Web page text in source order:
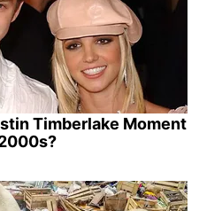
Timberlake Moment